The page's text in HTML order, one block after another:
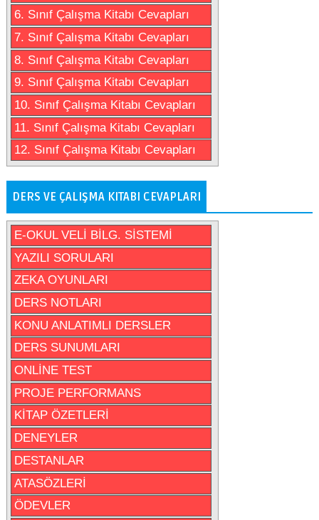
6. Sınıf Çalışma Kitabı Cevapları
7. Sınıf Çalışma Kitabı Cevapları
8. Sınıf Çalışma Kitabı Cevapları
9. Sınıf Çalışma Kitabı Cevapları
10. Sınıf Çalışma Kitabı Cevapları
11. Sınıf Çalışma Kitabı Cevapları
12. Sınıf Çalışma Kitabı Cevapları
DERS VE ÇALIŞMA KITABI CEVAPLARI
E-OKUL VELİ BİLG. SİSTEMİ
YAZILI SORULARI
ZEKA OYUNLARI
DERS NOTLARI
KONU ANLATIMLI DERSLER
DERS SUNUMLARI
ONLİNE TEST
PROJE PERFORMANS
KİTAP ÖZETLERİ
DENEYLER
DESTANLAR
ATASÖZLERİ
ÖDEVLER